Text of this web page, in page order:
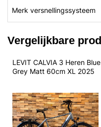
Merk versnellingssysteem
Vergelijkbare
LEVIT CALVIA 3 Heren Blue
Grey Matt 60cm XL 2025